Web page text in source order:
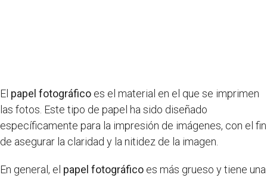
El papel fotográfico es el material en el que se imprimen
las fotos. Este tipo de papel ha sido diseñado
específicamente para la impresión de imágenes, con el fin
de asegurar la claridad y la nitidez de la imagen.
En general, el papel fotográfico es más grueso y tiene una